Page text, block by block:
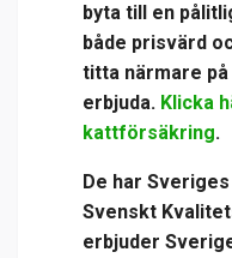
byta till en
både prisvärd
titta närmare
erbjuda. Klicka
kattförsäkring.
De har
Svenskt
erbjuder